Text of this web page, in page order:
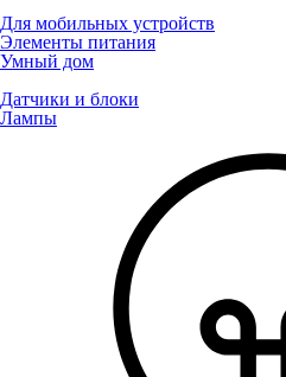
Для мобильных устройств
Элементы питания
Умный дом
Датчики и блоки
Лампы